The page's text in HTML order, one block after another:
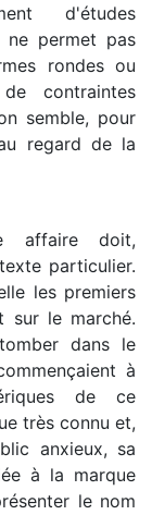
d'études
ne permet pas
rondes ou
contraintes
semble, pour
regard de la
affaire doit,
particulier.
les premiers
sur le marché.
dans le
à
de ce
très connu et,
anxieux, sa
à la marque
le nom